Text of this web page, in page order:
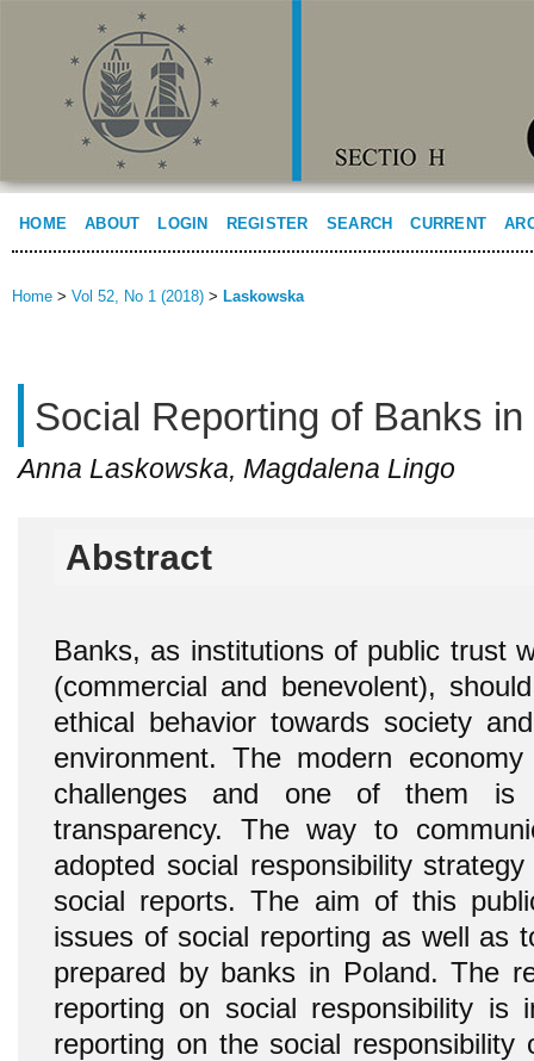
HOME ABOUT LOGIN REGISTER SEARCH CURRENT
Home > Vol 52, No 1 (2018) > Laskowska
Social Reporting of Banks in
Anna Laskowska, Magdalena Lingo
Abstract
Banks, as institutions of public trust
(commercial and benevolent),
ethical behavior towards society
environment. The modern
challenges and one of them
transparency. The way to
adopted social responsibility
social reports. The aim of this
issues of social reporting as well as
prepared by banks in Poland. The
reporting on social responsibility is
reporting on the social